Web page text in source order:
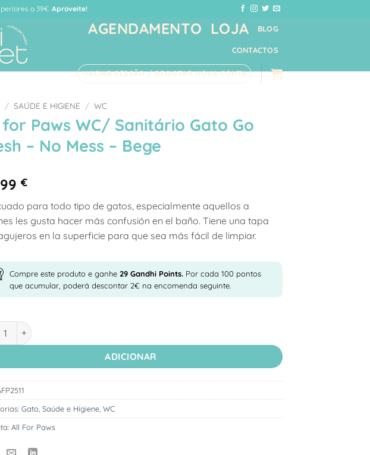
a 39€. Aproveite!
AGENDAMENTO LOJA BLOG
CONTACTOS
INICIAR SESSÃO / REGISTAR NOVA CONTA
/ SAÚDE E HIGIENE / WC
Paws WC/ Sanitário Gato Go
– No Mess – Bege
€
para todo tipo de gatos, especialmente aquellos a
les gusta hacer más confusión en el baño. Tiene una tapa
en la superficie para que sea más fácil de limpiar.
Compre este produto e ganhe 29 Gandhi Points. Por cada 100 pontos
que acumular, poderá descontar 2€ na encomenda seguinte.
de All for Paws WC/ Sanitário Gato Go Fresh - No Mess - Bege
ADICIONAR
Gato Saúde e Higiene WC
All For Paws